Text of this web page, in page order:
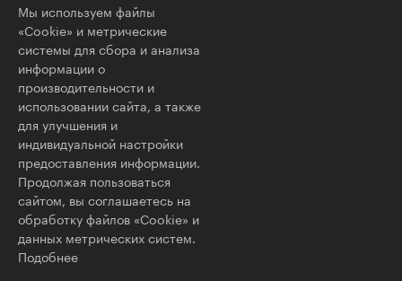
Мы используем файлы
«Cookie» и метрические
системы для сбора и анализа
информации о
производительности и
использовании сайта, а также
для улучшения и
индивидуальной настройки
предоставления информации.
Продолжая пользоваться
сайтом, вы соглашаетесь на
обработку файлов «Cookie» и
данных метрических систем.
Подобнее